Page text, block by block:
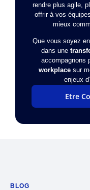
rendre plus agile,
offrir à vos
mieux
Que vous soyez
dans une
accompagnons
workplace sur
enjeux
Etre
BLOG